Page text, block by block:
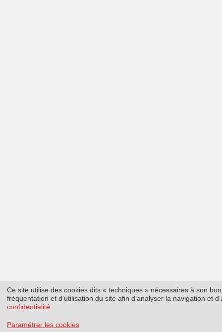
Ce site utilise des cookies dits « techniques » nécessaires à son
fréquentation et d’utilisation du site afin d’analyser la navigation et
confidentialité
Paramétrer les cookies